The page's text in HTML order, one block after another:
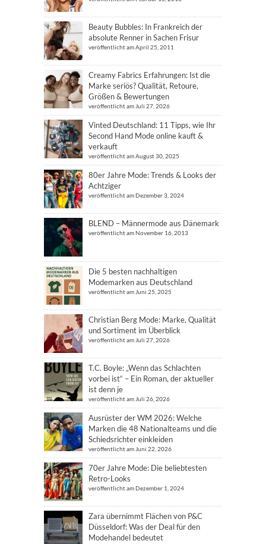
Beauty Bubbles: In Frankreich der
absolute Renner in Sachen Frisur
veröffentlicht am April 25, 2011
Creamy Fabrics Erfahrungen: Ist die
Marke seriös? Qualität, Retoure,
Größen & Bewertungen
veröffentlicht am Juli 27, 2026
Vinted Deutschland: 11 Tipps, wie Ihr
Second Hand Mode online kauft &
verkauft
veröffentlicht am August 30, 2025
80er Jahre Mode: Trends & Looks der
Achtziger
veröffentlicht am Dezember 3, 2024
BLEND – Männermode aus Dänemark
veröffentlicht am November 16, 2013
Die 5 besten nachhaltigen
Modemarken aus Deutschland
veröffentlicht am Juni 25, 2025
Christian Berg Mode: Marke, Qualität
und Sortiment im Überblick
veröffentlicht am Juli 27, 2026
T.C. Boyle: „Wenn das Schlachten
vorbei ist“ – Ein Roman, der aktueller
ist denn je
veröffentlicht am Juli 26, 2026
Ausrüster der WM 2026: Welche
Marken die 48 Nationalteams und die
Schiedsrichter einkleiden
veröffentlicht am Juni 22, 2026
70er Jahre Mode: Die beliebtesten
Retro-Looks
veröffentlicht am Dezember 1, 2024
Zara übernimmt Flächen von P&C
Düsseldorf: Was der Deal für den
Modehandel bedeutet